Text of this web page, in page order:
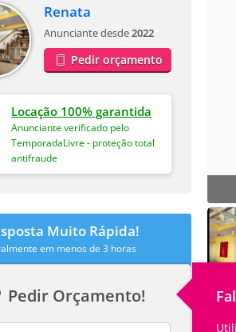
Renata
Anunciante desde2022
Pedir orçamento
Locação 100% garantida
Anunciante verificado pelo
TemporadaLivre - proteção total
antifraude
Muito Rápida!
em menos de 3 horas
Pedir Orçamento!